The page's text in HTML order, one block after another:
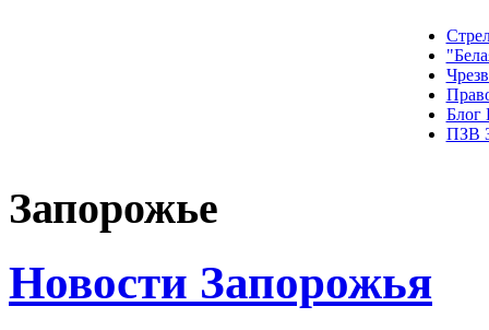
Блог
ПЗВ
Запорожье
Новости Запорожья